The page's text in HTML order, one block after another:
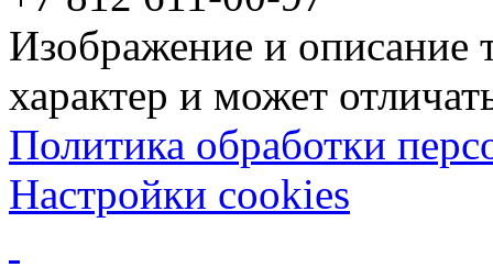
Изображение и описание
характер и может
Политика обработки
Настройки cookies